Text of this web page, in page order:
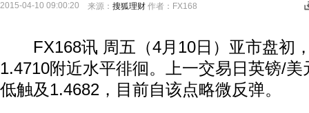
2015-04-10 09:00:20 来源： 搜狐理财 作者：FX168
FX168讯 周五（4月10日）亚市盘初
1.4710附近水平徘徊。上一交易日英镑/
低触及1.4682，目前自该点略微反弹。